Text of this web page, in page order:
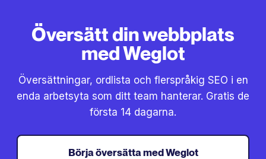
Översätt din webbplats
med Weglot
Översättningar, ordlista och flerspråkig SEO i en
enda arbetsyta som ditt team hanterar. Gratis de
första 14 dagarna.
Börja översätta med Weglot